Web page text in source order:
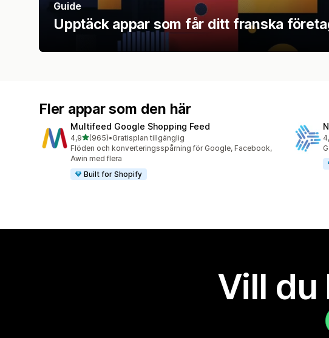
Guide
Upptäck appar som får ditt franska
Fler appar som den här
Multifeed Google Shopping Feed
4,9av 5 stjärnor
(965)
965 recensioner totalt
•Gratisplan tillgänglig
Flöden och konverteringsspårning för Google, Facebook,
Awin med flera
Built for Shopify
Vill du